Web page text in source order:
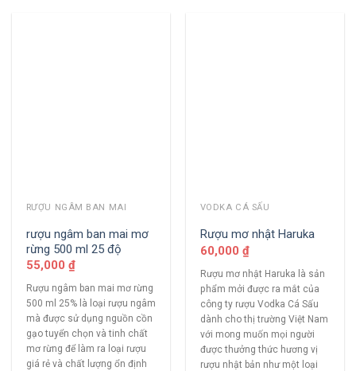
RƯỢU NGÂM BAN MAI
rượu ngâm ban mai mơ
rừng 500 ml 25 độ
55,000 ₫
Rượu ngâm ban mai mơ rừng
500 ml 25% là loại rượu ngâm
mà được sử dụng nguồn cồn
gạo tuyển chọn và tinh chất
mơ rừng để làm ra loại rượu
giá rẻ và chất lượng ổn định
VODKA CÁ SẤU
Rượu mơ nhật Haruka
60,000 ₫
Rượu mơ nhật Haruka là sản
phẩm mởi được ra mắt của
công ty rượu Vodka Cá Sấu
dành cho thị trường Việt Nam
với mong muốn mọi người
được thưởng thức hương vị
rượu nhật bản như một loại